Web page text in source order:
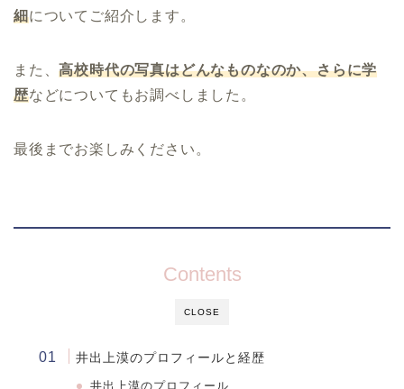
細についてご紹介します。
また、高校時代の写真はどんなものなのか、さらに学
歴などについてもお調べしました。
最後までお楽しみください。
CLOSE
Contents
井出上漠のプロフィールと経歴
井出上漠のプロフィール